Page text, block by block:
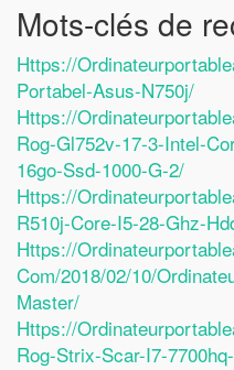
Mots-clés de
Https://
Portabel-Asus-N750j/
Https://
Rog-Gl752v-17-3-Intel-
16go-Ssd-1000-G-2/
Https://
R510j-Core-I5-28-Ghz-
Https://
Com/2018/02/10/
Master/
Https://
Rog-Strix-Scar-I7-